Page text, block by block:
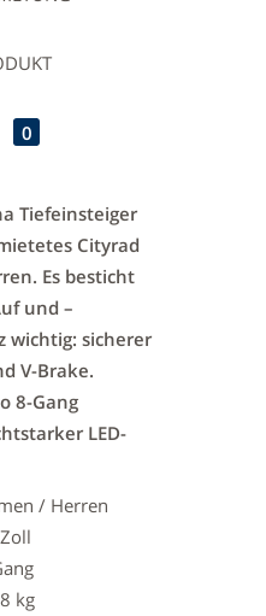
0
Tiefeinsteiger
Cityrad
Es besticht
und –
wichtig: sicherer
V-Brake.
8-Gang
LED-
/ Herren
kg